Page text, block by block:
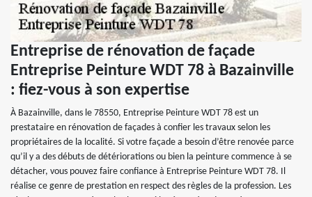
Entreprise de rénovation de façade
Entreprise Peinture WDT 78 à Bazainville
: fiez-vous à son expertise
À Bazainville, dans le 78550, Entreprise Peinture WDT 78 est un
prestataire en rénovation de façades à confier les travaux selon les
propriétaires de la localité. Si votre façade a besoin d’être renovée parce
qu’il y a des débuts de détériorations ou bien la peinture commence à se
détacher, vous pouvez faire confiance à Entreprise Peinture WDT 78. Il
réalise ce genre de prestation en respect des règles de la profession. Les